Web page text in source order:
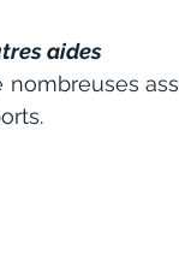
aides
nombreuses